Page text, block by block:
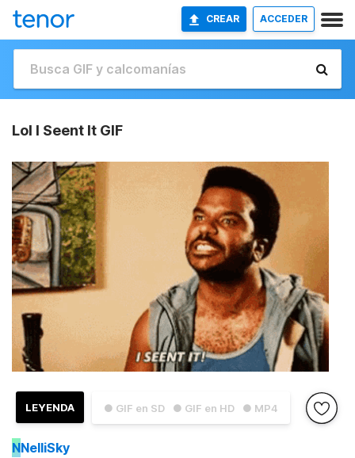
CREAR ACCEDER
Lol I Seent It GIF
● GIF en SD ● GIF en HD ● MP4
LEYENDA
NNelliSky